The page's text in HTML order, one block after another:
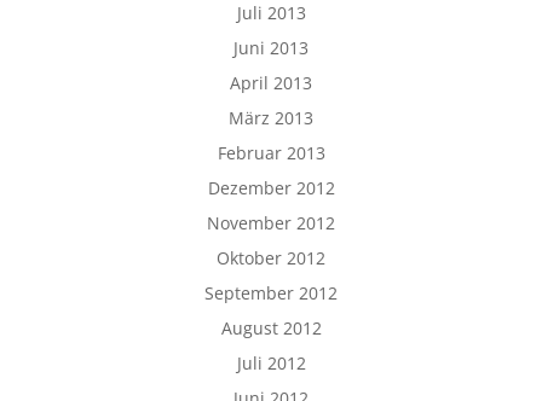
Juli 2013
Juni 2013
April 2013
März 2013
Februar 2013
Dezember 2012
November 2012
Oktober 2012
September 2012
August 2012
Juli 2012